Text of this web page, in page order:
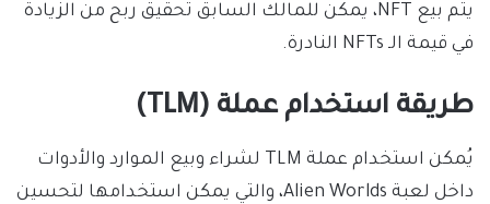
يتم بيع NFT، يمكن للمالك السابق تحقيق ربح من الزيادة
في قيمة الـ NFTs النادرة.
طريقة استخدام عملة (TLM)
يُمكن استخدام عملة TLM لشراء وبيع الموارد والأدوات
داخل لعبة Alien Worlds، والتي يمكن استخدامها لتحسين